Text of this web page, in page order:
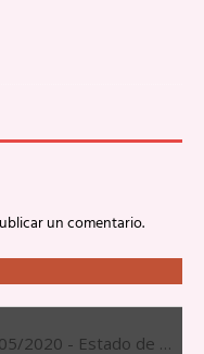
un comentario.